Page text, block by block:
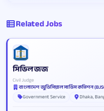
Related Jobs
সিভিল জজ
Civil Judge
বাংলাদেশ জুডিসিয়াল সার্ভিস কমিশন
Government Service
Dhaka,